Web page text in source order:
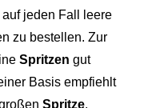
jeden Fall leere
zu bestellen. Zur
Spritzen gut
Basis empfiehlt
Spritze.